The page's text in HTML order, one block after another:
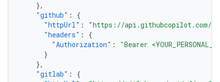
},
"github" :
{
"httpUrl" :
"https://api.githubcopilot.com/
"headers" :
{
"Authorization" :
"Bearer
}
},
"gitlab" :
{